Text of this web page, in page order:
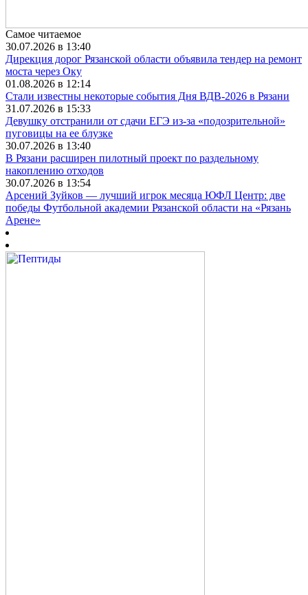
Самое читаемое
30.07.2026 в 13:40
Дирекция дорог Рязанской области объявила тендер на ремонт
моста через Оку
01.08.2026 в 12:14
Стали известны некоторые события Дня ВДВ-2026 в Рязани
31.07.2026 в 15:33
Девушку отстранили от сдачи ЕГЭ из-за «подозрительной»
пуговицы на ее блузке
30.07.2026 в 13:40
В Рязани расширен пилотный проект по раздельному
накоплению отходов
30.07.2026 в 13:54
Арсений Зуйков — лучший игрок месяца ЮФЛ Центр: две
победы Футбольной академии Рязанской области на «Рязань
Арене»